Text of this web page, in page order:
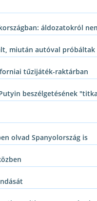
áldozatokról
miután autóval
tűzijáték-raktárban
beszélgetésének
olvad Spanyolország is